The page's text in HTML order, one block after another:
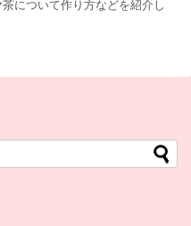
について作り方などを紹介し